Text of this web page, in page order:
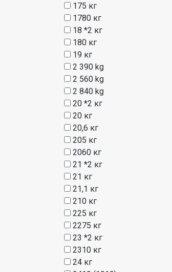
175 кг
1780 кг
18 *2 кг
180 кг
19 кг
2 390 kg
2 560 kg
2 840 kg
20 *2 кг
20 кг
20,6 кг
205 кг
2060 кг
21 *2 кг
21 кг
21,1 кг
210 кг
225 кг
2275 кг
23 *2 кг
2310 кг
24 кг